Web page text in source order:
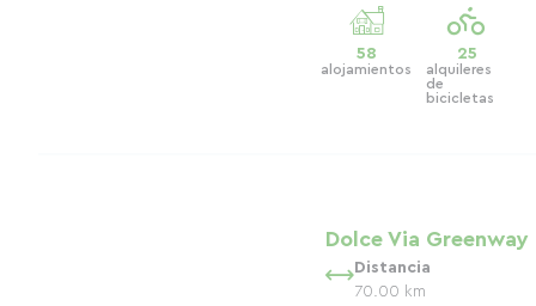
58
alojamientos
25
alquileres
de
bicicletas
Dolce Via Greenway
Distancia
70.00 km